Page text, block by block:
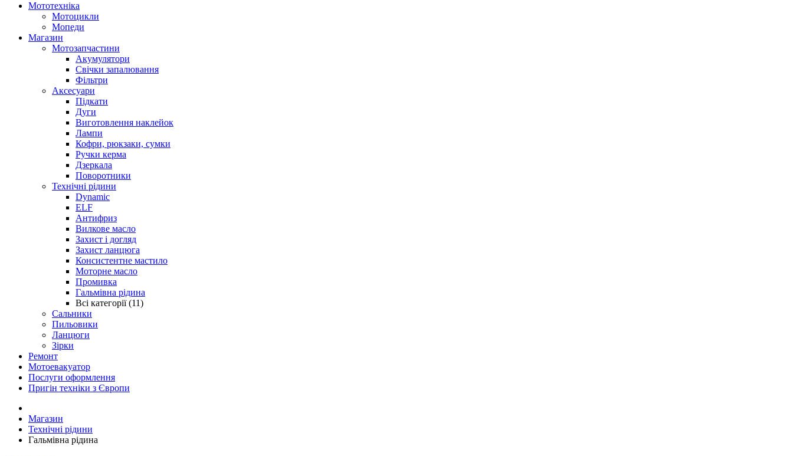
Мототехніка
Мотоцикли
Мопеди
Магазин
Мотозапчастини
Акумулятори
Свічки запалювання
Фільтри
Аксесуари
Підкати
Дуги
Виготовлення наклейок
Лампи
Кофри, рюкзаки, сумки
Ручки керма
Дзеркала
Поворотники
Технічні рідини
Dynamic
ELF
Антифриз
Вилкове масло
Захист і догляд
Захист ланцюга
Консистентне мастило
Моторне масло
Промивка
Гальмівна рідина
Всі категорії (11)
Сальники
Пильовики
Ланцюги
Зірки
Ремонт
Мотоевакуатор
Послуги оформлення
Пригін техніки з Європи
Магазин
Технічні рідини
Гальмівна рідина